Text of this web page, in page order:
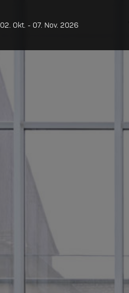
02. Okt. - 07. Nov. 2026